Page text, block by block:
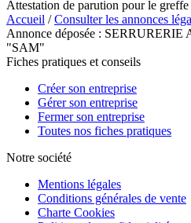
Attestation de parution pour le
Accueil /Consulter les annonces
Annonce déposée :
"SAM"
Fiches pratiques et conseils
Créer son entreprise
Gérer son entreprise
Fermer son entreprise
Toutes nos fiches pratiques
Notre société
Mentions légales
Conditions générales de vente
Charte Cookies